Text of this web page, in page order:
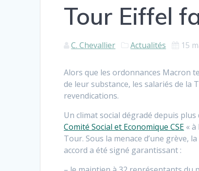
Tour Eiffel
C. Chevallier Actualités 15
Alors que les ordonnances Macron
de leur substance, les salariés de
revendications.
Un climat social dégradé depuis
Comité Social et Economique CSE «
Tour. Sous la menace d’une grève,
accord a été signé garantissant :